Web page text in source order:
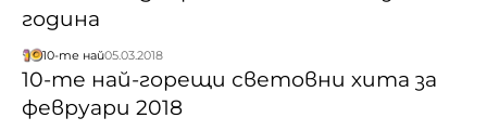
година
10-те най05.03.2018
10-те най-горещи световни хита за
февруари 2018